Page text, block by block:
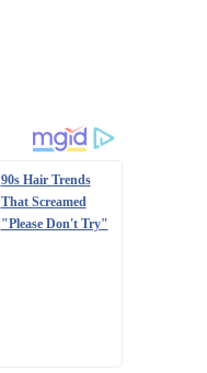
90s Hair Trends
That Screamed
"Please Don't Try"